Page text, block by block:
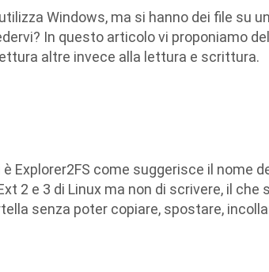
Windows, ma si hanno dei file su
In questo articolo vi proponiamo
altre invece alla lettura e scrittura.
Explorer2FS come suggerisce il nome
2 e 3 di Linux ma non di scrivere, il che
senza poter copiare, spostare,